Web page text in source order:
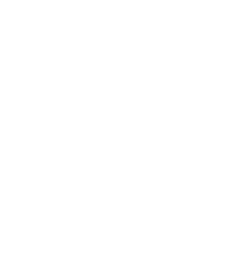
da política de
na imaxe: